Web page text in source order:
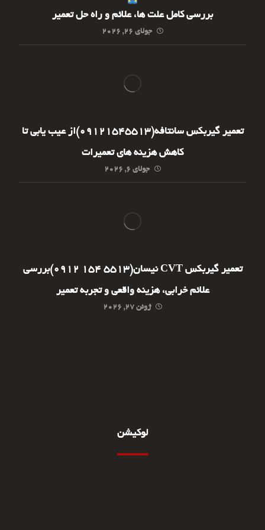
بررسی کامل علت ها، علائم و راه حل تعمیر
جولای ۲۶, ۲۰۲۶
تعمیر گیربکس سانتافه(09121545513)از عیب یابی تا
کاهش هزینه های تعمیرات
جولای ۶, ۲۰۲۶
تعمیر گیربکس CVT نیسان(5513 154 0912)بررسی
علائم خرابی، هزینه واقعی و تجربه تعمیر
ژوئن ۲۷, ۲۰۲۶
لوکیشن